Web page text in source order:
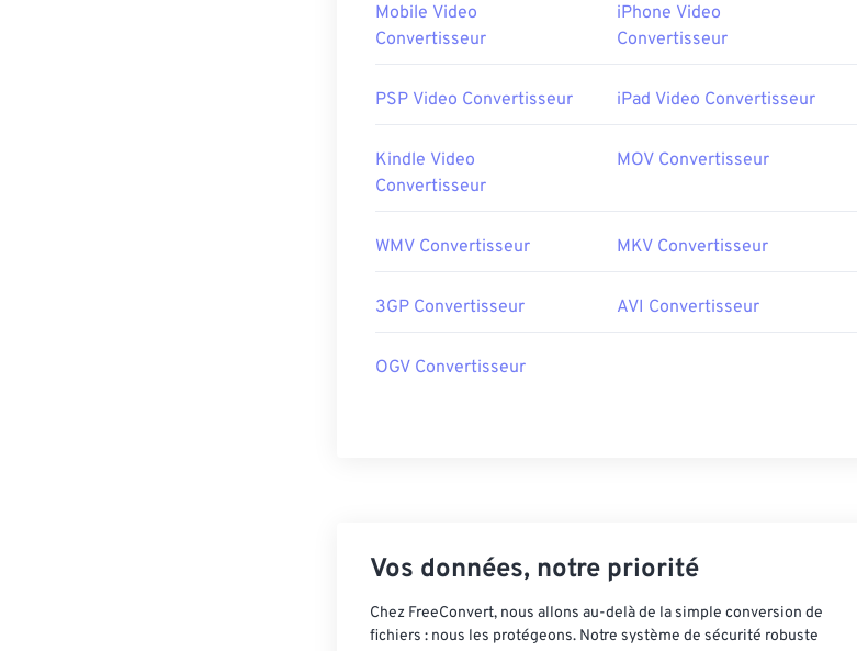
Mobile Video
Convertisseur
iPhone Video
Convertisseur
PSP Video Convertisseur iPad Video Convertisseur
Kindle Video
Convertisseur
MOV Convertisseur
WMV Convertisseur MKV Convertisseur
3GP Convertisseur AVI Convertisseur
OGV Convertisseur
Vos données, notre priorité
Chez FreeConvert, nous allons au-delà de la simple conversion de
fichiers : nous les protégeons. Notre système de sécurité robuste